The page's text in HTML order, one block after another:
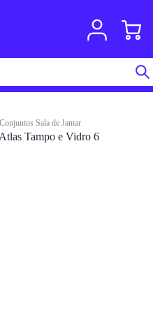
Conjuntos Sala de Jantar